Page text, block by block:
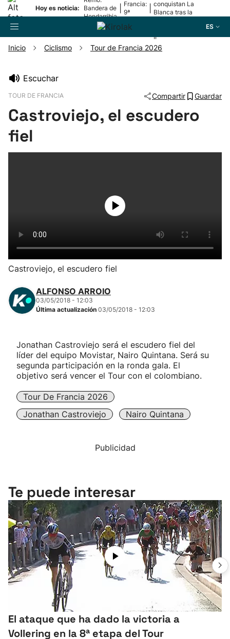
Hoy es noticia:
Bandera de
Hondarribia
Francia:
9ª
conquistan La
Blanca tras la
II
ES
Pelota
Herri-kirolak
Balonmano
Kirolak 360
Carreras de montaña
"Helmuga"
Inicio Ciclismo Tour de Francia 2026
Escuchar
TOUR DE FRANCIA Compartir Guardar
Castroviejo, el escudero
fiel
Castroviejo, el escudero fiel
ALFONSO ARROIO
03/05/2018 - 12:03
Última actualización 03/05/2018 - 12:03
Jonathan Castroviejo será el escudero fiel del
líder del equipo Movistar, Nairo Quintana. Será su
segunda participación en la ronda gala. El
objetivo será vencer el Tour con el colombiano.
Tour De Francia 2026
Jonathan Castroviejo
Nairo Quintana
Publicidad
Te puede interesar
El ataque que ha dado la victoria a
Vollering en la 8ª etapa del Tour